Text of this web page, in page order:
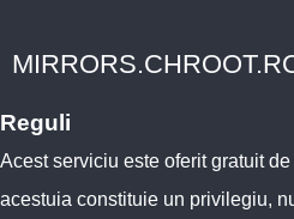
Reguli
Acest serviciu este oferit gratuit de
acestuia constituie un privilegiu,